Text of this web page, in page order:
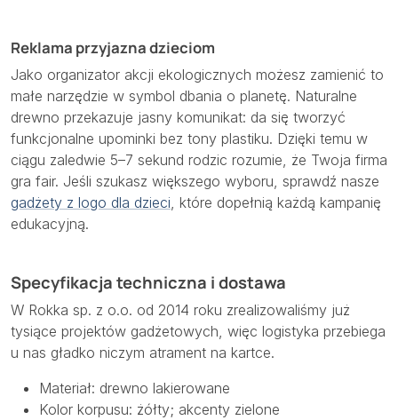
Reklama przyjazna dzieciom
Jako organizator akcji ekologicznych możesz zamienić to
małe narzędzie w symbol dbania o planetę. Naturalne
drewno przekazuje jasny komunikat: da się tworzyć
funkcjonalne upominki bez tony plastiku. Dzięki temu w
ciągu zaledwie 5–7 sekund rodzic rozumie, że Twoja firma
gra fair. Jeśli szukasz większego wyboru, sprawdź nasze
gadżety z logo dla dzieci, które dopełnią każdą kampanię
edukacyjną.
Specyfikacja techniczna i dostawa
W Rokka sp. z o.o. od 2014 roku zrealizowaliśmy już
tysiące projektów gadżetowych, więc logistyka przebiega
u nas gładko niczym atrament na kartce.
Materiał: drewno lakierowane
Kolor korpusu: żółty; akcenty zielone